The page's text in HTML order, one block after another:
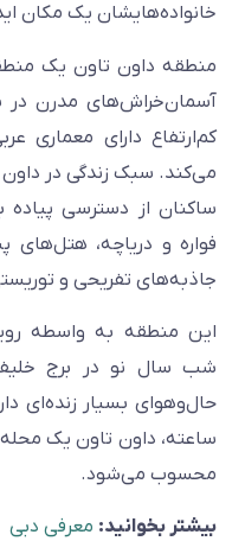
خانواده‌هایشان یک مکان
منطقه داون تاون یک
آسمان‌خراش‌های مدرن در
می‌کند. سبک زندگی در داون
ساکنان از دسترسی پیاده
فواره و دریاچه، هتل‌های
جاذبه‌های تفریحی و
این منطقه به واسطه
شب سال نو در برج
ساعته، داون تاون یک محله
محسوب می‌شود.
بیشتر بخوانید: معرفی دبی